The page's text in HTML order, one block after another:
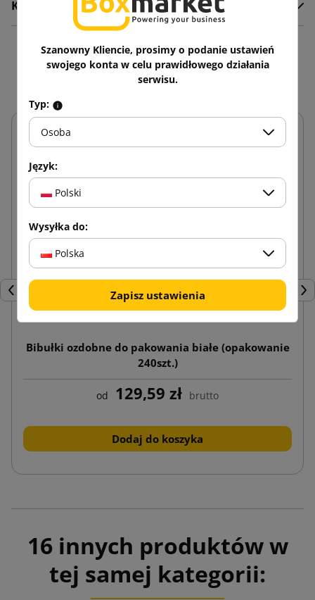
Komentarze
Zobacz także
Poprzedni
Bibułki ozdobne do pakowania białe (opakowanie
240szt.)
od 129,59 zł brutto
Dodaj do koszyka
16 innych produktów w
tej samej kategorii:
Szanowny Kliencie, prosimy o podanie ustawień
swojego konta w celu prawidłowego działania
serwisu.
Typ:
Osoba
Język:
Polski
Wysyłka do:
Polska
Zapisz ustawienia